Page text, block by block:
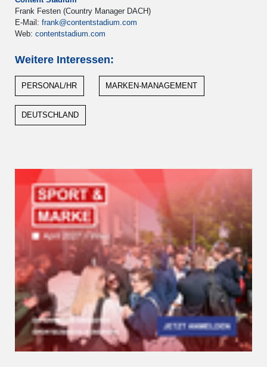
Frank Festen (Country Manager DACH)
E-Mail: frank@contentstadium.com
Web: contentstadium.com
Weitere Interessen:
PERSONAL/HR MARKEN-MANAGEMENT
DEUTSCHLAND